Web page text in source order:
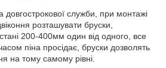
довгострокової служби, при монтажі
розташувати бруски,
200-400мм один від одного, все
піна просідає, бруски дозволять
на тому самому рівні.